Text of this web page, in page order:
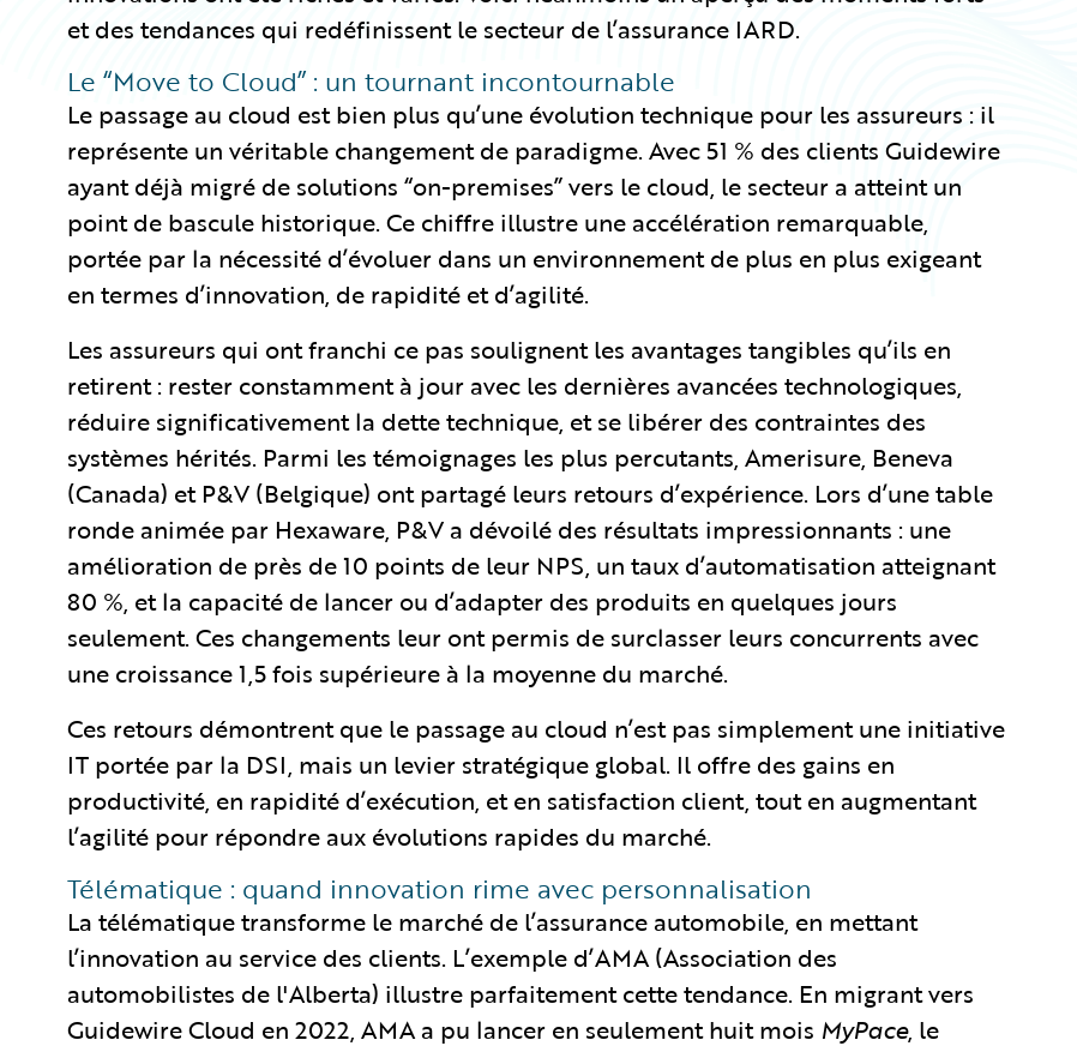
et des tendances qui redéfinissent le secteur de l’assurance IARD.
Le “Move to Cloud” : un tournant incontournable
Le passage au cloud est bien plus qu’une évolution technique pour les assureurs : il
représente un véritable changement de paradigme. Avec 51 % des clients Guidewire
ayant déjà migré de solutions “on-premises” vers le cloud, le secteur a atteint un
point de bascule historique. Ce chiffre illustre une accélération remarquable,
portée par la nécessité d’évoluer dans un environnement de plus en plus exigeant
en termes d’innovation, de rapidité et d’agilité.
Les assureurs qui ont franchi ce pas soulignent les avantages tangibles qu’ils en
retirent : rester constamment à jour avec les dernières avancées technologiques,
réduire significativement la dette technique, et se libérer des contraintes des
systèmes hérités. Parmi les témoignages les plus percutants, Amerisure, Beneva
(Canada) et P&V (Belgique) ont partagé leurs retours d’expérience. Lors d’une table
ronde animée par Hexaware, P&V a dévoilé des résultats impressionnants : une
amélioration de près de 10 points de leur NPS, un taux d’automatisation atteignant
80 %, et la capacité de lancer ou d’adapter des produits en quelques jours
seulement. Ces changements leur ont permis de surclasser leurs concurrents avec
une croissance 1,5 fois supérieure à la moyenne du marché.
Ces retours démontrent que le passage au cloud n’est pas simplement une initiative
IT portée par la DSI, mais un levier stratégique global. Il offre des gains en
productivité, en rapidité d’exécution, et en satisfaction client, tout en augmentant
l’agilité pour répondre aux évolutions rapides du marché.
Télématique : quand innovation rime avec personnalisation
La télématique transforme le marché de l’assurance automobile, en mettant
l’innovation au service des clients. L’exemple d’AMA (Association des
automobilistes de l'Alberta) illustre parfaitement cette tendance. En migrant vers
Guidewire Cloud en 2022, AMA a pu lancer en seulement huit mois MyPace, le